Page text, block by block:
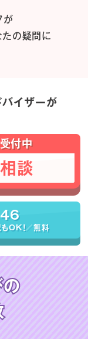
が
たの疑問に
バイザーが
付中
談
OK！／無料
の